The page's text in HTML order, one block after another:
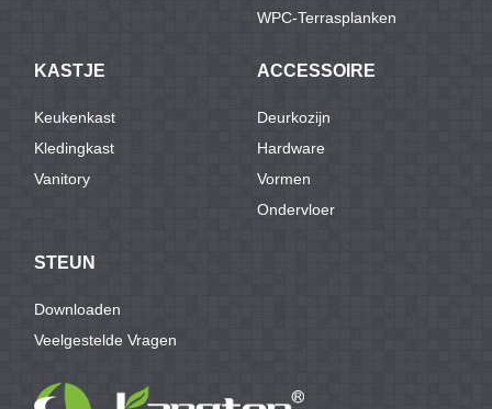
WPC-Terrasplanken
KASTJE
Keukenkast
Kledingkast
Vanitory
ACCESSOIRE
Deurkozijn
Hardware
Vormen
Ondervloer
STEUN
Downloaden
Veelgestelde Vragen